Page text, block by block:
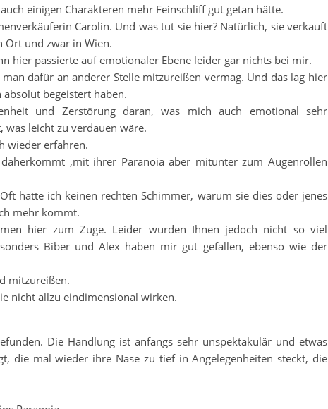
einigen Charakteren mehr Feinschliff gut getan hätte.
Carolin. Und was tut sie hier? Natürlich, sie verkauft
Ort und zwar in Wien.
hier passierte auf emotionaler Ebene leider gar nichts bei mir.
dafür an anderer Stelle mitzureißen vermag. Und das lag hier
begeistert haben.
und Zerstörung daran, was mich auch emotional sehr
leicht zu verdauen wäre.
wieder erfahren.
,mit ihrer Paranoia aber mitunter zum Augenrollen
hatte ich keinen rechten Schimmer, warum sie dies oder jenes
mehr kommt.
hier zum Zuge. Leider wurden Ihnen jedoch nicht so viel
Biber und Alex haben mir gut gefallen, ebenso wie der
mitzureißen.
nicht allzu eindimensional wirken.
Die Handlung ist anfangs sehr unspektakulär und etwas
die mal wieder ihre Nase zu tief in Angelegenheiten steckt, die